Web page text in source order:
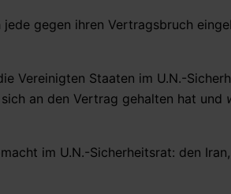
gegen ihren Vertragsbruch
Vereinigten Staaten im U.N.-
an den Vertrag gehalten hat und
im U.N.-Sicherheitsrat: den Iran,